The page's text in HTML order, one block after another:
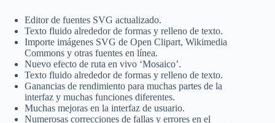
Editor de fuentes SVG actualizado.
Texto fluido alrededor de formas y relleno de texto.
Importe imágenes SVG de Open Clipart, Wikimedia
Commons y otras fuentes en línea.
Nuevo efecto de ruta en vivo ‘Mosaico’.
Texto fluido alrededor de formas y relleno de texto.
Ganancias de rendimiento para muchas partes de la
interfaz y muchas funciones diferentes.
Muchas mejoras en la interfaz de usuario.
Numerosas correcciones de fallas y errores en el